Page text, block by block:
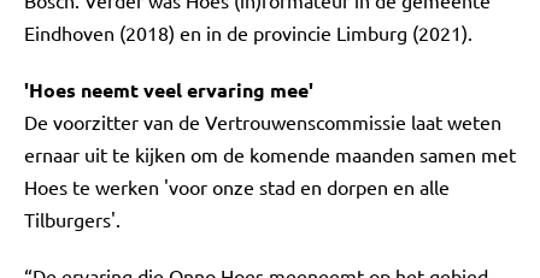
Eindhoven (2018) en in de provincie Limburg (2021).
'Hoes neemt veel ervaring mee'
De voorzitter van de Vertrouwenscommissie laat weten
ernaar uit te kijken om de komende maanden samen met
Hoes te werken 'voor onze stad en dorpen en alle
Tilburgers'.